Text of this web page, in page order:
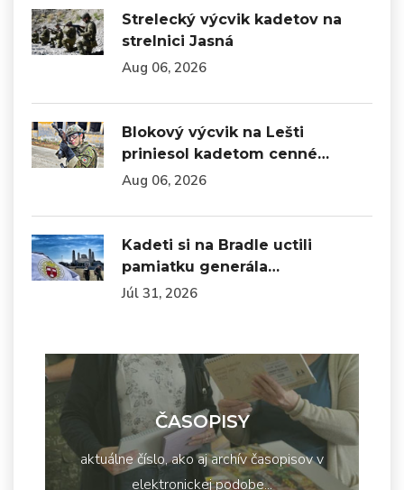
Strelecký výcvik kadetov na
strelnici Jasná
Aug 06, 2026
Blokový výcvik na Lešti
priniesol kadetom cenné…
Aug 06, 2026
Kadeti si na Bradle uctili
pamiatku generála…
Júl 31, 2026
ČASOPISY
aktuálne číslo, ako aj archív časopisov v
elektronickej podobe...